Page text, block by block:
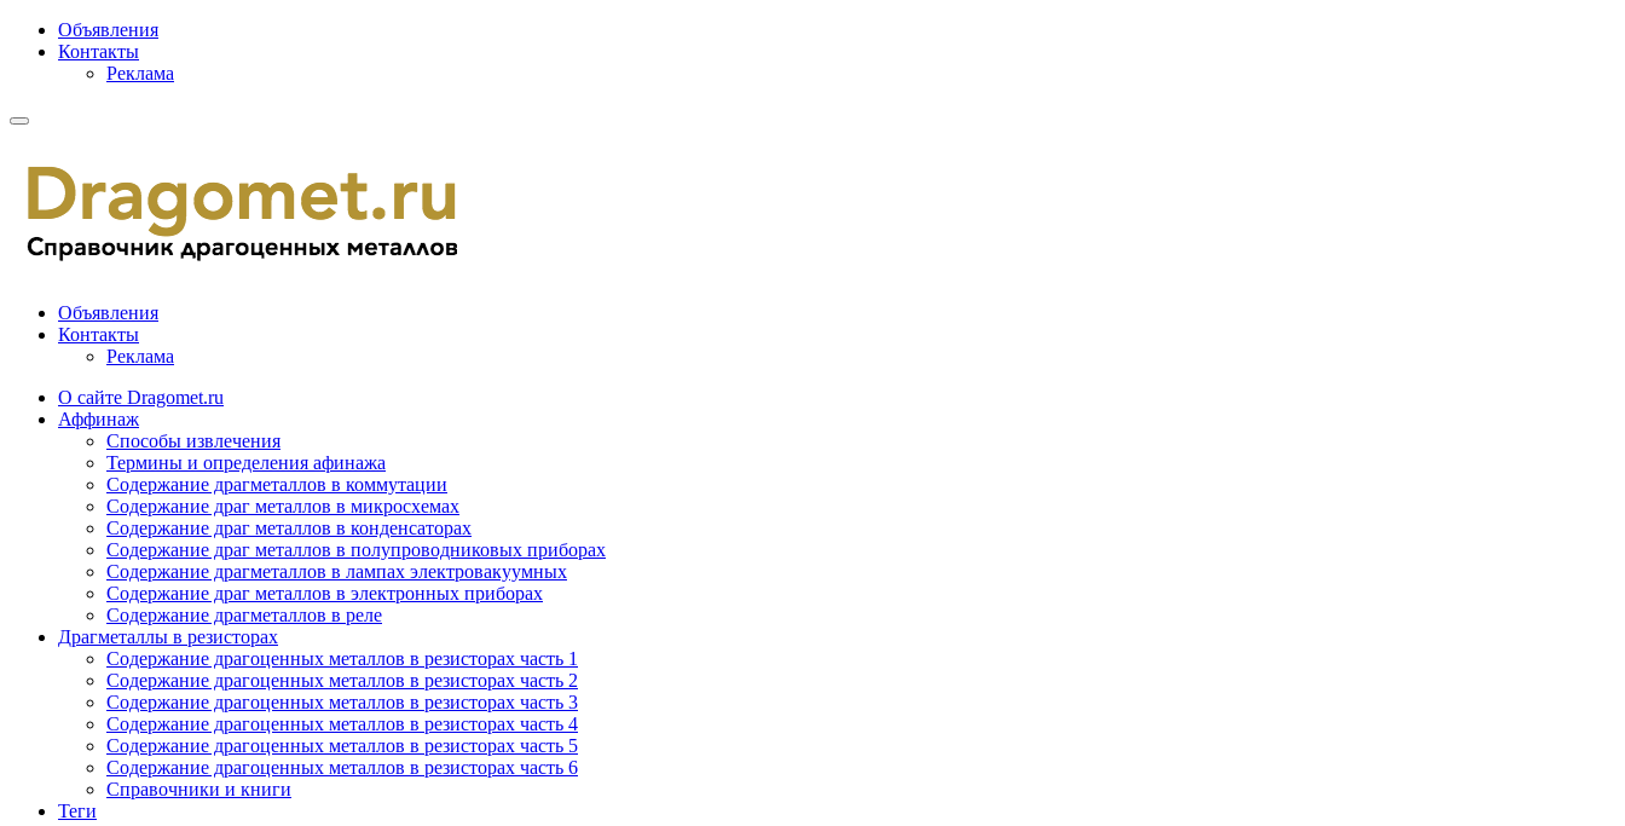
Объявления
Контакты
Реклама
Объявления
Контакты
Реклама
О сайте Dragomet.ru
Аффинаж
Способы извлечения
Термины и определения афинажа
Содержание драгметаллов в коммутации
Содержание драг металлов в микросхемах
Содержание драг металлов в конденсаторах
Содержание драг металлов в полупроводниковых приборах
Содержание драгметаллов в лампах электровакуумных
Содержание драг металлов в электронных приборах
Содержание драгметаллов в реле
Драгметаллы в резисторах
Содержание драгоценных металлов в резисторах часть 1
Содержание драгоценных металлов в резисторах часть 2
Содержание драгоценных металлов в резисторах часть 3
Содержание драгоценных металлов в резисторах часть 4
Содержание драгоценных металлов в резисторах часть 5
Содержание драгоценных металлов в резисторах часть 6
Справочники и книги
Теги